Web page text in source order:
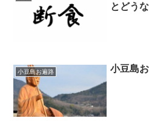
とどう
小豆島お遍路 小豆島